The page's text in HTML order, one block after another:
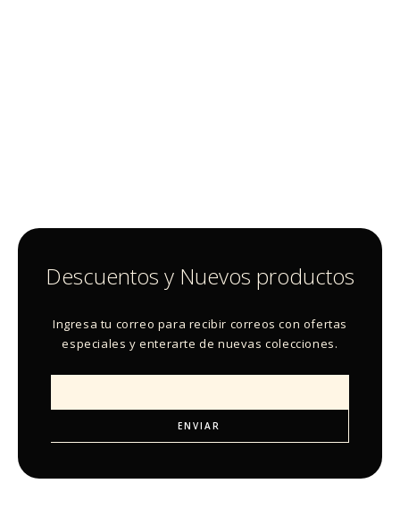
Descuentos y Nuevos productos
Ingresa tu correo para recibir correos con ofertas
especiales y enterarte de nuevas colecciones.